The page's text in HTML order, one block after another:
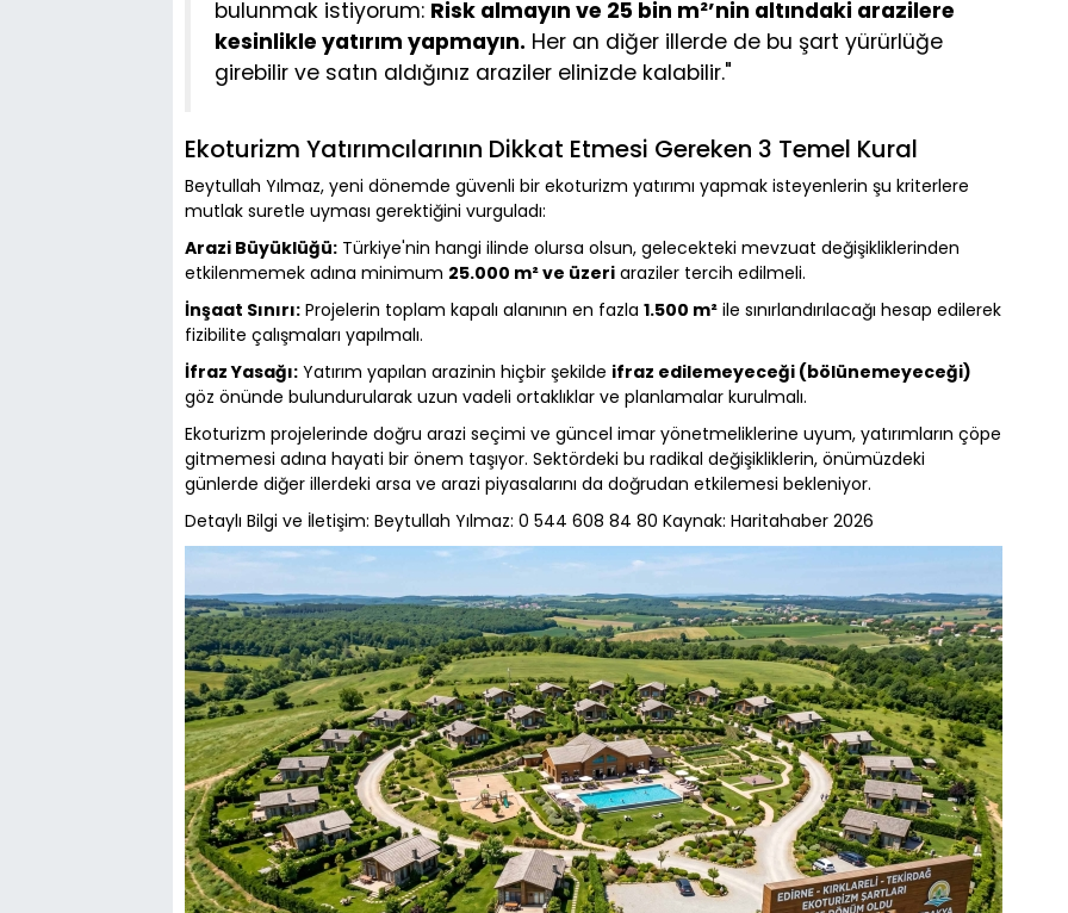
bulunmak istiyorum: Risk almayın ve 25 bin m²’nin altındaki arazilere
kesinlikle yatırım yapmayın. Her an diğer illerde de bu şart yürürlüğe
girebilir ve satın aldığınız araziler elinizde kalabilir."
Ekoturizm Yatırımcılarının Dikkat Etmesi Gereken 3 Temel Kural
Beytullah Yılmaz, yeni dönemde güvenli bir ekoturizm yatırımı yapmak isteyenlerin şu kriterlere
mutlak suretle uyması gerektiğini vurguladı:
Arazi Büyüklüğü: Türkiye'nin hangi ilinde olursa olsun, gelecekteki mevzuat değişikliklerinden
etkilenmemek adına minimum 25.000 m² ve üzeri araziler tercih edilmeli.
İnşaat Sınırı: Projelerin toplam kapalı alanının en fazla 1.500 m² ile sınırlandırılacağı hesap edilerek
fizibilite çalışmaları yapılmalı.
İfraz Yasağı: Yatırım yapılan arazinin hiçbir şekilde ifraz edilemeyeceği (bölünemeyeceği)
göz önünde bulundurularak uzun vadeli ortaklıklar ve planlamalar kurulmalı.
Ekoturizm projelerinde doğru arazi seçimi ve güncel imar yönetmeliklerine uyum, yatırımların çöpe
gitmemesi adına hayati bir önem taşıyor. Sektördeki bu radikal değişikliklerin, önümüzdeki
günlerde diğer illerdeki arsa ve arazi piyasalarını da doğrudan etkilemesi bekleniyor.
Detaylı Bilgi ve İletişim: Beytullah Yılmaz: 0 544 608 84 80 Kaynak: Haritahaber 2026